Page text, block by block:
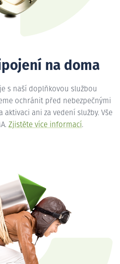
na doma
s naší doplňkovou službou
ochránit před nebezpečnými
aktivaci ani za vedení služby. Vše
Zjistěte více informací.